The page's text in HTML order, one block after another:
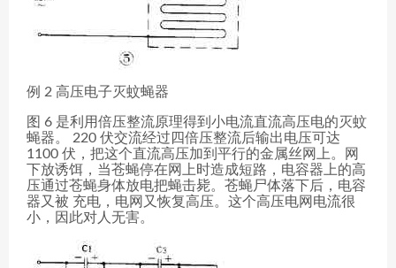
例 2 高压电子灭蚊蝇器
图 6 是利用倍压整流原理得到小电流直流高压电的灭蚊
蝇器。 220 伏交流经过四倍压整流后输出电压可达
1100 伏，把这个直流高压加到平行的金属丝网上。网
下放诱饵，当苍蝇停在网上时造成短路，电容器上的高
压通过苍蝇身体放电把蝇击毙。苍蝇尸体落下后，电容
器又被 充电，电网又恢复高压。这个高压电网电流很
小，因此对人无害。